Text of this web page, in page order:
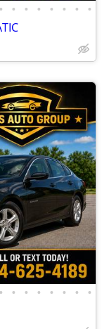
• • • • • • • •
• • • • • • • •